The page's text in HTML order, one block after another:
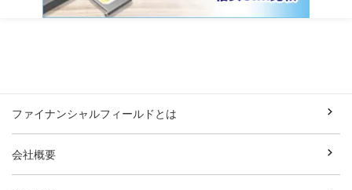
ファイナンシャルフィールドとは
会社概要